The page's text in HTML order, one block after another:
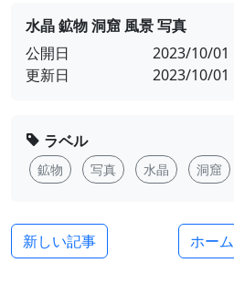
水晶 鉱物 洞窟 風景 写真
公開日
2023/10/01
更新日
2023/10/01
ラベル
鉱物 写真 水晶 洞窟
新しい記事 ホーム